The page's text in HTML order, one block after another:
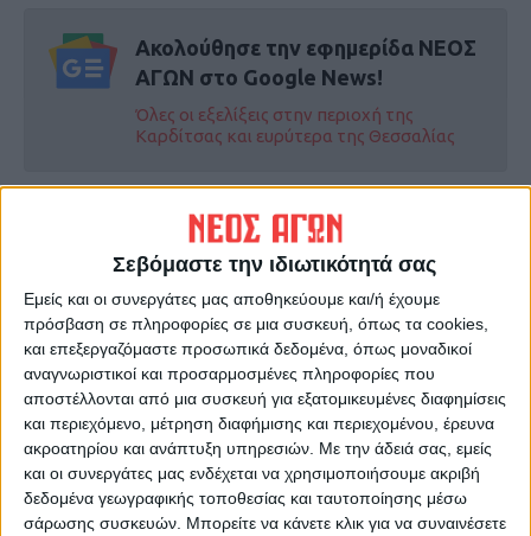
Σεβόμαστε την ιδιωτικότητά σας
Εμείς και οι συνεργάτες μας αποθηκεύουμε και/ή έχουμε
πρόσβαση σε πληροφορίες σε μια συσκευή, όπως τα cookies,
και επεξεργαζόμαστε προσωπικά δεδομένα, όπως μοναδικοί
αναγνωριστικοί και προσαρμοσμένες πληροφορίες που
αποστέλλονται από μια συσκευή για εξατομικευμένες διαφημίσεις
και περιεχόμενο, μέτρηση διαφήμισης και περιεχομένου, έρευνα
ακροατηρίου και ανάπτυξη υπηρεσιών. Με την άδειά σας, εμείς
και οι συνεργάτες μας ενδέχεται να χρησιμοποιήσουμε ακριβή
δεδομένα γεωγραφικής τοποθεσίας και ταυτοποίησης μέσω
σάρωσης συσκευών. Μπορείτε να κάνετε κλικ για να συναινέσετε
Ακολούθησε την εφημερίδα ΝΕΟΣ
ΑΓΩΝ στο Google News!
Όλες οι εξελίξεις στην περιοχή της
Καρδίτσας και ευρύτερα της Θεσσαλίας
ΠΡΟΗΓΟΥΜΕΝΟ ΑΡΘΡΟ
Διάγγελμα Μπάιντεν:
«Θέλουμε τη διπλωματία,
αλλά οι ΗΠΑ είναι έτοιμες για
ό,τι και αν συμβεί»
Από 14 Μαρτίου έως 15
Απριλίου οι αιτήσεις για τη
νέα νιτρορύπανση - ποιές
περιοχές του Ν. Καρδίτσας
αφορά